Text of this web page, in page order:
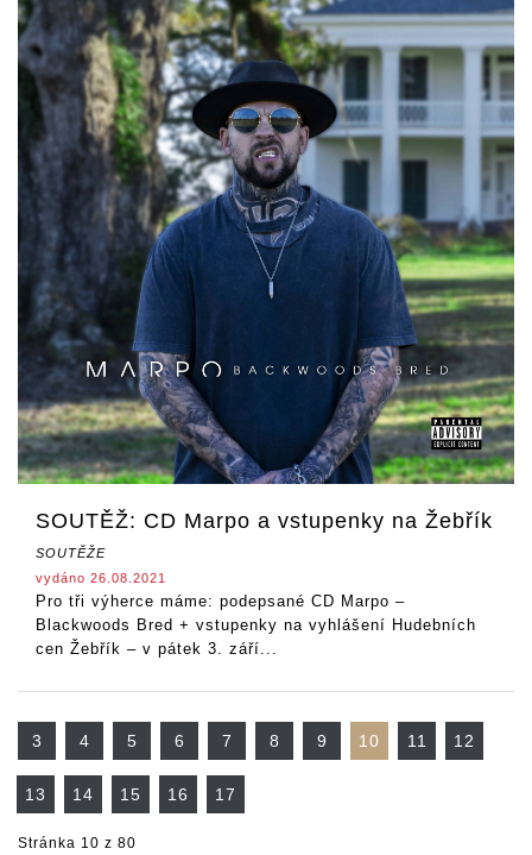
SOUTĚŽ: CD Marpo a vstupenky na Žebřík
SOUTĚŽE
vydáno 26.08.2021
Pro tři výherce máme: podepsané CD Marpo –
Blackwoods Bred + vstupenky na vyhlášení Hudebních
cen Žebřík – v pátek 3. září...
3 4 5 6 7 8 9 10 11 12
13 14 15 16 17
Stránka 10 z 80